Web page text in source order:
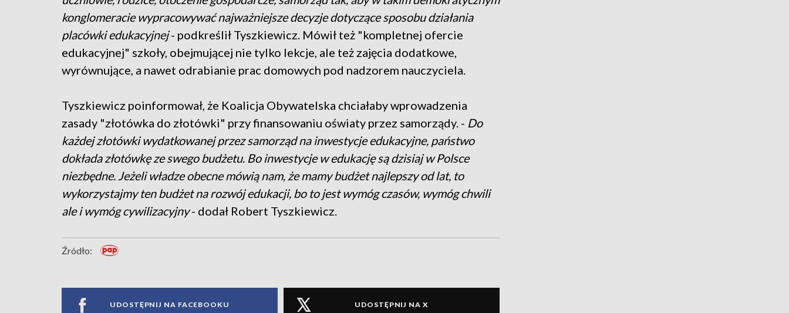
konglomeracie wypracowywać najważniejsze decyzje dotyczące sposobu działania
placówki edukacyjnej- podkreślił Tyszkiewicz. Mówił też "kompletnej ofercie
edukacyjnej" szkoły, obejmującej nie tylko lekcje, ale też zajęcia dodatkowe,
wyrównujące, a nawet odrabianie prac domowych pod nadzorem nauczyciela.
Tyszkiewicz poinformował, że Koalicja Obywatelska chciałaby wprowadzenia
zasady "złotówka do złotówki" przy finansowaniu oświaty przez samorządy. - Do
każdej złotówki wydatkowanej przez samorząd na inwestycje edukacyjne, państwo
dokłada złotówkę ze swego budżetu. Bo inwestycje w edukację są dzisiaj w Polsce
niezbędne. Jeżeli władze obecne mówią nam, że mamy budżet najlepszy od lat, to
wykorzystajmy ten budżet na rozwój edukacji, bo to jest wymóg czasów, wymóg chwili
ale i wymóg cywilizacyjny- dodał Robert Tyszkiewicz.
Źródło:
UDOSTĘPNIJ NA FACEBOOKU UDOSTĘPNIJ NA X